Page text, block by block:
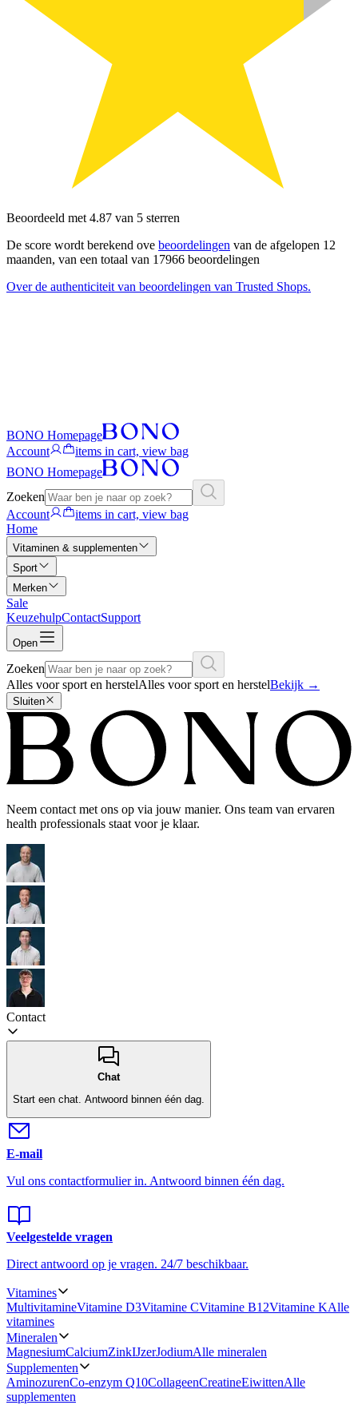
Beoordeeld met 4.87 van 5 sterren
De score wordt berekend ove beoordelingen van de afgelopen 12
maanden, van een totaal van 17966 beoordelingen
Over de authenticiteit van beoordelingen van Trusted Shops.
BONO Homepage
Account
items in cart, view bag
BONO Homepage
Zoeken
Account
items in cart, view bag
Home
Vitaminen & supplementen
Sport
Merken
Sale
KeuzehulpContactSupport
Open
Zoeken
Alles voor sport en herstelAlles voor sport en herstelBekijk →
Sluiten
Neem contact met ons op via jouw manier. Ons team van ervaren
health professionals staat voor je klaar.
Contact
Chat
Start een chat. Antwoord binnen één dag.
E-mail
Vul ons contactformulier in. Antwoord binnen één dag.
Veelgestelde vragen
Direct antwoord op je vragen. 24/7 beschikbaar.
Vitamines
MultivitamineVitamine D3Vitamine CVitamine B12Vitamine KAlle
vitamines
Mineralen
MagnesiumCalciumZinkIJzerJodiumAlle mineralen
Supplementen
AminozurenCo-enzym Q10CollageenCreatineEiwittenAlle
supplementen